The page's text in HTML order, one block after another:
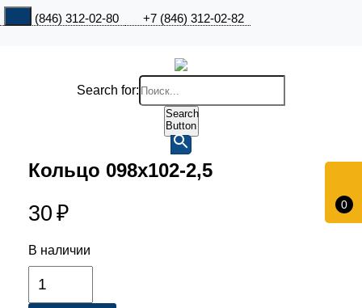
+7 (846) 312-02-80 +7 (846) 312-02-82
0
Search for:
Search
Button
Кольцо 098х102-2,5
30 ₽
В наличии